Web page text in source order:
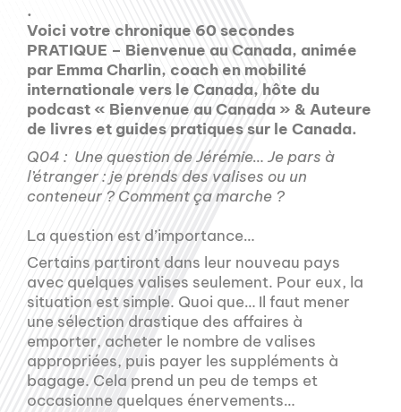
.
Voici votre chronique 60 secondes
PRATIQUE – Bienvenue au Canada, animée
par Emma Charlin, coach en mobilité
internationale vers le Canada, hôte du
podcast « Bienvenue au Canada » & Auteure
de livres et guides pratiques sur le Canada.
Q04 : Une question de Jérémie… Je pars à
l’étranger : je prends des valises ou un
conteneur ? Comment ça marche ?
La question est d’importance…
Certains partiront dans leur nouveau pays
avec quelques valises seulement. Pour eux, la
situation est simple. Quoi que… Il faut mener
une sélection drastique des affaires à
emporter, acheter le nombre de valises
appropriées, puis payer les suppléments à
bagage. Cela prend un peu de temps et
occasionne quelques énervements…